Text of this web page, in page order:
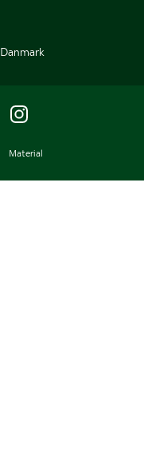
Danmark
Material